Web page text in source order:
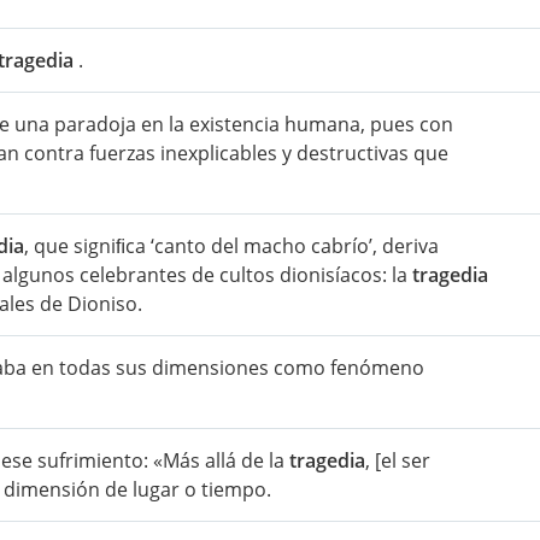
.
paradoja en la existencia humana, pues con
contra fuerzas inexplicables y destructivas que
, que signiﬁca ‘canto del macho cabrío’, deriva
celebrantes de cultos dionisíacos: la tragedia
de Dioniso.
en todas sus dimensiones como fenómeno
sufrimiento: «Más allá de la tragedia, [el ser
de lugar o tiempo.